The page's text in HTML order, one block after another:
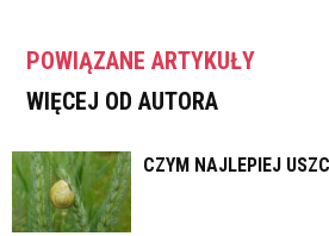
POWIĄZANE ARTYKUŁY
WIĘCEJ OD AUTORA
CZYM NAJLEPIEJ